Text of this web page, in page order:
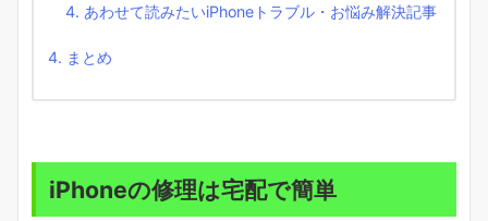
あわせて読みたいiPhoneトラブル・お悩み解決記事
まとめ
iPhoneの修理は宅配で簡単